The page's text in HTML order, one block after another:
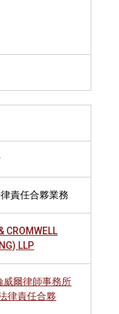
責任合夥業務
CROMWELL
LLP
威爾律師事務所
律責任合夥